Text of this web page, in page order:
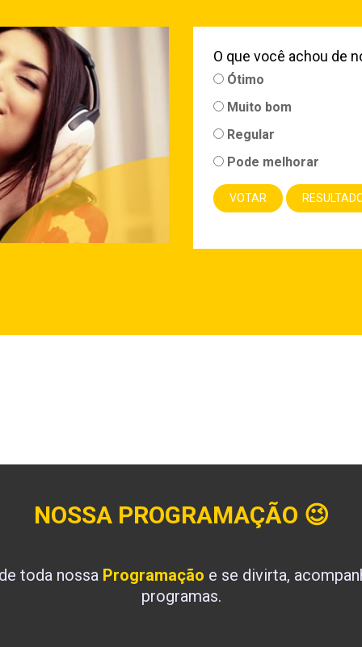
O que você achou de
Ótimo
Muito bom
Regular
Pode melhorar
NOSSA PROGRAMAÇÃO 😉
toda nossa Programação e se divirta,
programas.